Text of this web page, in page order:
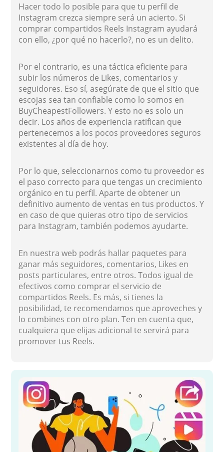
Hacer todo lo posible para que tu perfil de
Instagram crezca siempre será un acierto. Si
comprar compartidos Reels Instagram ayudará
con ello, ¿por qué no hacerlo?, no es un delito.
Por el contrario, es una táctica eficiente para
subir los números de Likes, comentarios y
seguidores. Eso sí, asegúrate de que el sitio que
escojas sea tan confiable como lo somos en
BuyCheapestFollowers. Y esto no es solo un
decir. Los años de experiencia ratifican que
pertenecemos a los pocos proveedores seguros
existentes al día de hoy.
Por lo que, seleccionarnos como tu proveedor es
el paso correcto para que tengas un crecimiento
orgánico en tu perfil. Aparte de obtener un
definitivo aumento de ventas en tus productos. Y
en caso de que quieras otro tipo de servicios
para Instagram, también podemos ayudarte.
En nuestra web podrás hallar paquetes para
ganar más seguidores, comentarios, Likes en
posts particulares, entre otros. Todos igual de
efectivos como comprar el servicio de
compartidos Reels. Es más, si tienes la
posibilidad, te recomendamos que aproveches y
lo combines con otro plan. Ten en cuenta que,
cualquiera que elijas adicional te servirá para
promover tus Reels.